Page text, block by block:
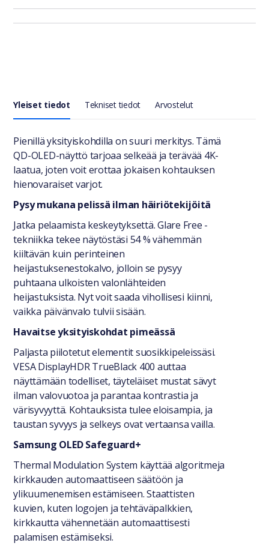
Yleiset tiedot Tekniset tiedot Arvostelut
Yleiset tiedot
Pienillä yksityiskohdilla on suuri merkitys. Tämä
QD-OLED-näyttö tarjoaa selkeää ja terävää 4K-
laatua, joten voit erottaa jokaisen kohtauksen
hienovaraiset varjot.
Pysy mukana pelissä ilman häiriötekijöitä
Jatka pelaamista keskeytyksettä. Glare Free -
tekniikka tekee näytöstäsi 54 % vähemmän
kiiltävän kuin perinteinen
heijastuksenestokalvo, jolloin se pysyy
puhtaana ulkoisten valonlähteiden
heijastuksista. Nyt voit saada vihollisesi kiinni,
vaikka päivänvalo tulvii sisään.
Havaitse yksityiskohdat pimeässä
Paljasta piilotetut elementit suosikkipeleissäsi.
VESA DisplayHDR TrueBlack 400 auttaa
näyttämään todelliset, täyteläiset mustat sävyt
ilman valovuotoa ja parantaa kontrastia ja
värisyvyyttä. Kohtauksista tulee eloisampia, ja
taustan syvyys ja selkeys ovat vertaansa vailla.
Samsung OLED Safeguard+
Thermal Modulation System käyttää algoritmeja
kirkkauden automaattiseen säätöön ja
ylikuumenemisen estämiseen. Staattisten
kuvien, kuten logojen ja tehtäväpalkkien,
kirkkautta vähennetään automaattisesti
palamisen estämiseksi.